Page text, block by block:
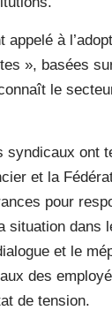
appelé à
», basées
le
syndicaux ont
et la
pour
situation dans
et le
des
de tension.